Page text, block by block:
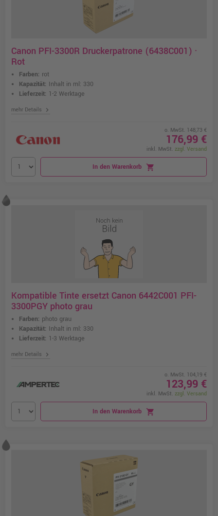
Canon PFI-3300R Druckerpatrone (6438C001) ·
Rot
Farben: rot
Kapazität: Inhalt in ml: 330
Lieferzeit: 1-2 Werktage
mehr Details chevron_right
o. MwSt. 148,73 €
176,99 €
inkl. MwSt. zzgl. Versand
In den Warenkorb shopping_cart
Kompatible Tinte ersetzt Canon 6442C001 PFI-
3300PGY photo grau
Farben: photo grau
Kapazität: Inhalt in ml: 330
Lieferzeit: 1-3 Werktage
mehr Details chevron_right
o. MwSt. 104,19 €
123,99 €
inkl. MwSt. zzgl. Versand
In den Warenkorb shopping_cart